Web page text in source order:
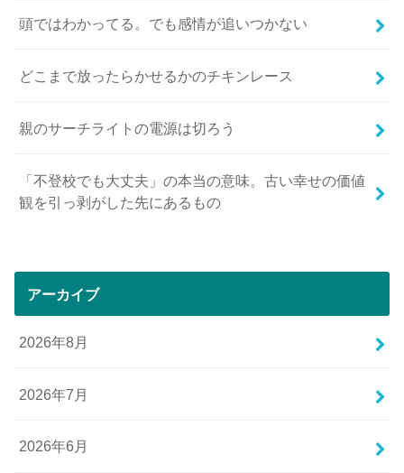
頭ではわかってる。でも感情が追いつかない
どこまで放ったらかせるかのチキンレース
親のサーチライトの電源は切ろう
「不登校でも大丈夫」の本当の意味。古い幸せの価値
観を引っ剥がした先にあるもの
アーカイブ
2026年8月
2026年7月
2026年6月